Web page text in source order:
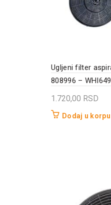
Ugljeni filter
808996 –
1.720,00 RSD
Dodaj u korpu